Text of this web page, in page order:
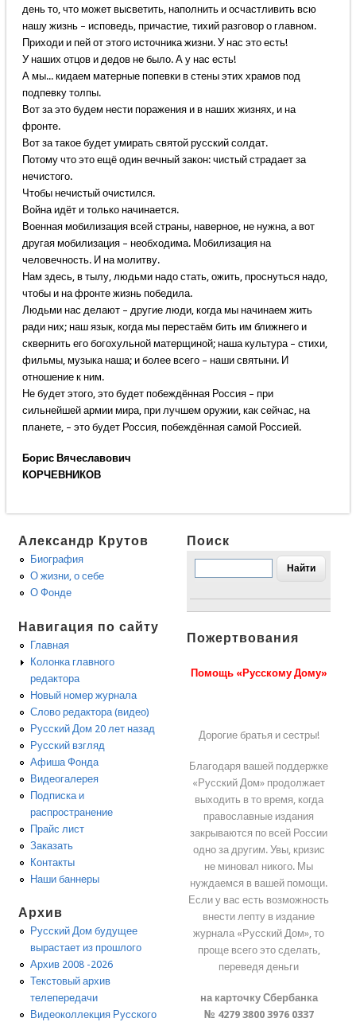
день то, что может высветить, наполнить и осчастливить всю
нашу жизнь – исповедь, причастие, тихий разговор о главном.
Приходи и пей от этого источника жизни. У нас это есть!
У наших отцов и дедов не было. А у нас есть!
А мы... кидаем матерные попевки в стены этих храмов под
подпевку толпы.
Вот за это будем нести поражения и в наших жизнях, и на
фронте.
Вот за такое будет умирать святой русский солдат.
Потому что это ещё один вечный закон: чистый страдает за
нечистого.
Чтобы нечистый очистился.
Война идёт и только начинается.
Военная мобилизация всей страны, наверное, не нужна, а вот
другая мобилизация – необходима. Мобилизация на
человечность. И на молитву.
Нам здесь, в тылу, людьми надо стать, ожить, проснуться надо,
чтобы и на фронте жизнь победила.
Людьми нас делают – другие люди, когда мы начинаем жить
ради них; наш язык, когда мы перестаём бить им ближнего и
сквернить его богохульной матерщиной; наша культура – стихи,
фильмы, музыка наша; и более всего – наши святыни. И
отношение к ним.
Не будет этого, это будет побеждённая Россия – при
сильнейшей армии мира, при лучшем оружии, как сейчас, на
планете, – это будет Россия, побеждённая самой Россией.
Борис Вячеславович
КОРЧЕВНИКОВ
Александр Крутов
Биография
О жизни, о себе
О Фонде
Навигация по сайту
Главная
Колонка главного
редактора
Новый номер журнала
Слово редактора (видео)
Русский Дом 20 лет назад
Русский взгляд
Афиша Фонда
Видеогалерея
Подписка и
распространение
Прайс лист
Заказать
Контакты
Наши баннеры
Архив
Русский Дом будущее
вырастает из прошлого
Архив 2008 -2026
Текстовый архив
телепередачи
Видеоколлекция Русского
Поиск
Пожертвования
Помощь «Русскому Дому»
Дорогие братья и сестры!
Благодаря вашей поддержке
«Русский Дом» продолжает
выходить в то время, когда
православные издания
закрываются по всей России
одно за другим. Увы, кризис
не миновал никого. Мы
нуждаемся в вашей помощи.
Если у вас есть возможность
внести лепту в издание
журнала «Русский Дом», то
проще всего это сделать,
переведя деньги
на карточку Сбербанка
№ 4279 3800 3976 0337